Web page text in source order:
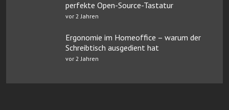
perfekte Open-Source-Tastatur
vor 2 Jahren
Ergonomie im Homeoffice – warum der
Schreibtisch ausgedient hat
vor 2 Jahren